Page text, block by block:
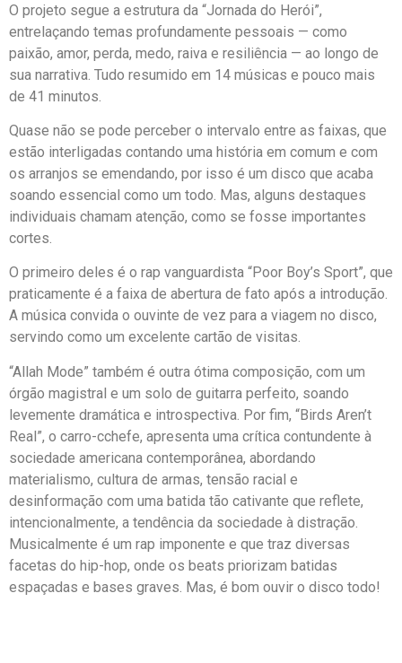
O projeto segue a estrutura da “Jornada do Herói”,
entrelaçando temas profundamente pessoais — como
paixão, amor, perda, medo, raiva e resiliência — ao longo de
sua narrativa. Tudo resumido em 14 músicas e pouco mais
de 41 minutos.
Quase não se pode perceber o intervalo entre as faixas, que
estão interligadas contando uma história em comum e com
os arranjos se emendando, por isso é um disco que acaba
soando essencial como um todo. Mas, alguns destaques
individuais chamam atenção, como se fosse importantes
cortes.
O primeiro deles é o rap vanguardista “Poor Boy’s Sport”, que
praticamente é a faixa de abertura de fato após a introdução.
A música convida o ouvinte de vez para a viagem no disco,
servindo como um excelente cartão de visitas.
“Allah Mode” também é outra ótima composição, com um
órgão magistral e um solo de guitarra perfeito, soando
levemente dramática e introspectiva. Por fim, “Birds Aren’t
Real”, o carro-cchefe, apresenta uma crítica contundente à
sociedade americana contemporânea, abordando
materialismo, cultura de armas, tensão racial e
desinformação com uma batida tão cativante que reflete,
intencionalmente, a tendência da sociedade à distração.
Musicalmente é um rap imponente e que traz diversas
facetas do hip-hop, onde os beats priorizam batidas
espaçadas e bases graves. Mas, é bom ouvir o disco todo!